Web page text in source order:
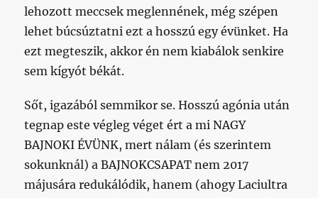
lehozott meccsek meglennének, még szépen
lehet búcsúztatni ezt a hosszú egy évünket. Ha
ezt megteszik, akkor én nem kiabálok senkire
sem kígyót békát.
Sőt, igazából semmikor se. Hosszú agónia után
tegnap este végleg véget ért a mi NAGY
BAJNOKI ÉVÜNK, mert nálam (és szerintem
sokunknál) a BAJNOKCSAPAT nem 2017
májusára redukálódik, hanem (ahogy Laciultra